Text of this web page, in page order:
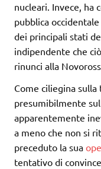
nucleari. Invece, ha
pubblica
dei principali stati
indipendente che
rinunci alla
Come ciliegina
presumibilmente
apparentemente
a meno che non si
preceduto la sua
tentativo di